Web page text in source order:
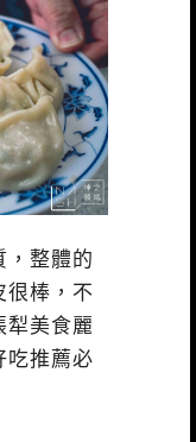
，整體的
很棒，不
犁美食麗
吃推薦必